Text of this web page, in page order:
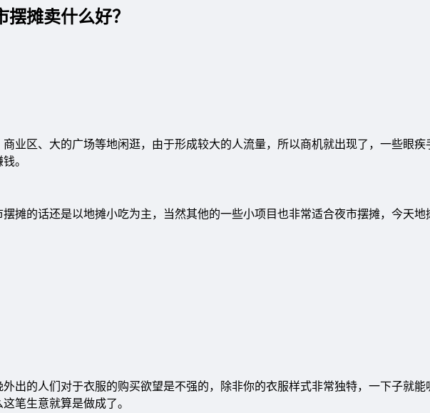
摊卖什么好？
业区、大的广场等地闲逛，由于形成较大的人流量，所以商机就出现了，一些眼疾
。
摊的话还是以地摊小吃为主，当然其他的一些小项目也非常适合夜市摆摊，今天地
出的人们对于衣服的购买欲望是不强的，除非你的衣服样式非常独特，一下子就能
笔生意就算是做成了。